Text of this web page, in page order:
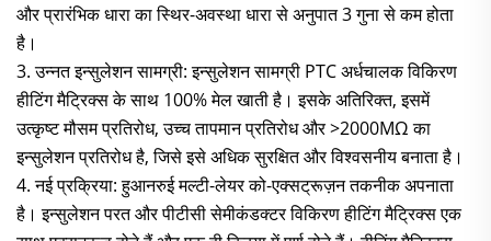
और प्रारंभिक धारा का स्थिर-अवस्था धारा से अनुपात 3 गुना से कम होता
है।
3. उन्नत इन्सुलेशन सामग्री: इन्सुलेशन सामग्री PTC अर्धचालक विकिरण
हीटिंग मैट्रिक्स के साथ 100% मेल खाती है। इसके अतिरिक्त, इसमें
उत्कृष्ट मौसम प्रतिरोध, उच्च तापमान प्रतिरोध और >2000MΩ का
इन्सुलेशन प्रतिरोध है, जिसे इसे अधिक सुरक्षित और विश्वसनीय बनाता है।
4. नई प्रक्रिया: हुआनरुई मल्टी-लेयर को-एक्सट्रूज़न तकनीक अपनाता
है। इन्सुलेशन परत और पीटीसी सेमीकंडक्टर विकिरण हीटिंग मैट्रिक्स एक